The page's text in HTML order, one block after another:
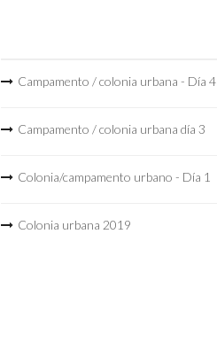
Campamento / colonia urbana - Día 4
Campamento / colonia urbana día 3
Colonia/campamento urbano - Día 1
Colonia urbana 2019